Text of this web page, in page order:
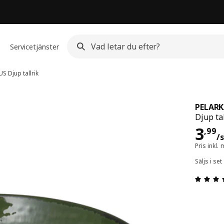
Servicetjänster
Djup tallrik
Djup
3,99
/
Pris inkl.
Säljs i